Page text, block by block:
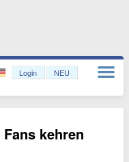
Login NEU
kehren